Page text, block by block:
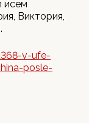
исем
Виктория,
v-ufe-
posle-